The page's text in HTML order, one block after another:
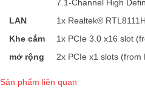
7.1-Channel High
LAN
1x Realtek®
Khe cắm
mở rộng
1x PCIe 3.0 x16 slot
2x PCIe x1 slots (from
Sản phẩm liên quan